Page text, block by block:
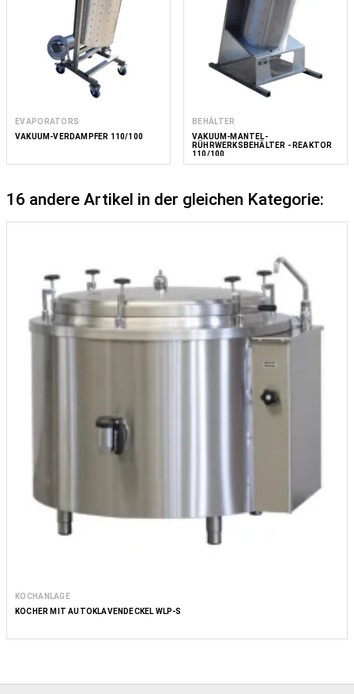
EVAPORATORS
VAKUUM-VERDAMPFER 110/100
BEHÄLTER
VAKUUM-MANTEL-
RÜHRWERKSBEHÄLTER - REAKTOR
110/100
16 andere Artikel in der gleichen Kategorie:
KOCHANLAGE
KOCHER MIT AUTOKLAVENDECKEL WLP-S